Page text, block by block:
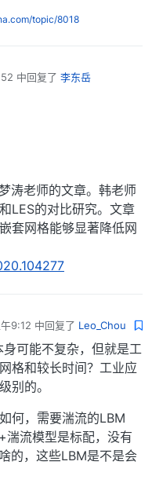
topic/8018
中回复了 李东岳
涛老师的文章。韩老师
LES的对比研究。文章
套网格能够显著降低网
9:12 中回复了 Leo_Chou
可能不复杂，但就是工
格和较长时间？工业应
别的。
何，需要湍流的LBM
湍流模型是标配，没有
的，这些LBM是不是会